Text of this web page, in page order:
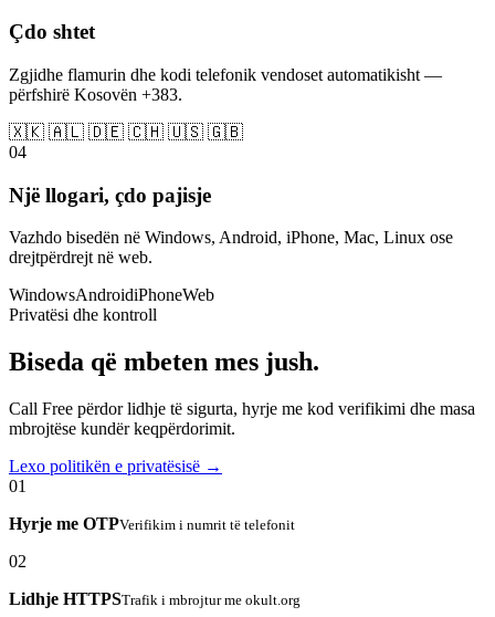
Çdo shtet
Zgjidhe flamurin dhe kodi telefonik vendoset automatikisht —
përfshirë Kosovën +383.
🇽🇰 🇦🇱 🇩🇪 🇨🇭 🇺🇸 🇬🇧
04
Një llogari, çdo pajisje
Vazhdo bisedën në Windows, Android, iPhone, Mac, Linux ose
drejtpërdrejt në web.
WindowsAndroidiPhoneWeb
Privatësi dhe kontroll
Biseda që mbeten mes jush.
Call Free përdor lidhje të sigurta, hyrje me kod verifikimi dhe masa
mbrojtëse kundër keqpërdorimit.
Lexo politikën e privatësisë →
01
Hyrje me OTPVerifikim i numrit të telefonit
02
Lidhje HTTPSTrafik i mbrojtur me okult.org